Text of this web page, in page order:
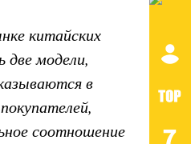
китайских
две модели,
в
соотношение